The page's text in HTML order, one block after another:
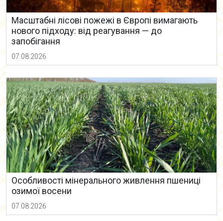
Масштабні лісові пожежі в Європі вимагають
нового підходу: від реагування — до
запобігання
07.08.2026
Особливості мінерального живлення пшениці
озимої восени
07.08.2026